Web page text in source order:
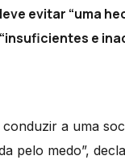
evitar “uma
e
a uma
pelo medo”,